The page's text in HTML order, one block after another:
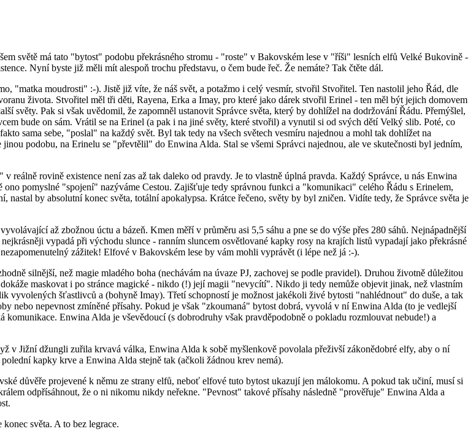
světě má tato "bytost" podobu překrásného stromu - "roste" v Bakovském lese v "říši" lesních elfů Velké Bukovině -
Nyní byste již měli mít alespoň trochu představu, o čem bude řeč. Že nemáte? Tak čtěte dál.
"matka moudrosti" :-). Jistě již víte, že náš svět, a potažmo i celý vesmír, stvořil Stvořitel. Ten nastolil jeho Řád, dle
života. Stvořitel měl tři děti, Rayena, Erka a Imay, pro které jako dárek stvořil Erinel - ten měl být jejich domovem
světy. Pak si však uvědomil, že zapomněl ustanovit Správce světa, který by dohlížel na dodržování Řádu. Přemýšlel,
bude on sám. Vrátil se na Erinel (a pak i na jiné světy, které stvořil) a vynutil si od svých dětí Velký slib. Poté, co
sama sebe, "poslal" na každý svět. Byl tak tedy na všech světech vesmíru najednou a mohl tak dohlížet na
podobu, na Erinelu se "převtělil" do Enwina Alda. Stal se všemi Správci najednou, ale ve skutečnosti byl jedním,
rovině existence není zas až tak daleko od pravdy. Je to vlastně úplná pravda. Každý Správce, u nás Enwina
pomyslné "spojení" nazýváme Cestou. Zajišťuje tedy správnou funkci a "komunikaci" celého Řádu s Erinelem,
by absolutní konec světa, totální apokalypsa. Krátce řečeno, světy by byl zničen. Vidíte tedy, že Správce světa je
až zbožnou úctu a bázeň. Kmen měří v průměru asi 5,5 sáhu a pne se do výše přes 280 sáhů. Nejnápadnější
vypadá při východu slunce - ranním sluncem osvětlované kapky rosy na krajích listů vypadají jako překrásné
zážitek! Elfové v Bakovském lese by vám mohli vyprávět (i lépe než já :-).
silnější, než magie mladého boha (nechávám na úvaze PJ, zachovej se podle pravidel). Druhou životně důležitou
maskovat i po stránce magické - nikdo (!) její magii "nevycítí". Nikdo ji tedy nemůže objevit jinak, než vlastním
vyvolených šťastlivců a (bohyně Imay). Třetí schopností je možnost jakékoli živé bytosti "nahlédnout" do duše, a tak
nebo nepevnost zmíněné přísahy. Pokud je však "zkoumaná" bytost dobrá, vyvolá v ní Enwina Alda (to je vedlejší
Enwina Alda je vševědoucí (s dobrodruhy však pravděpodobně o pokladu rozmlouvat nebude!) a
v Jižní džungli zuřila krvavá válka, Enwina Alda k sobě myšlenkově povolala přeživší zákonědobré elfy, aby o ní
kapky krve a Enwina Alda stejně tak (ačkoli žádnou krev nemá).
důvěře projevené k němu ze strany elfů, neboť elfové tuto bytost ukazují jen málokomu. A pokud tak učiní, musí si
odpřísáhnout, že o ni nikomu nikdy neřekne. "Pevnost" takové přísahy následně "prověřuje" Enwina Alda a
světa. A to bez legrace.